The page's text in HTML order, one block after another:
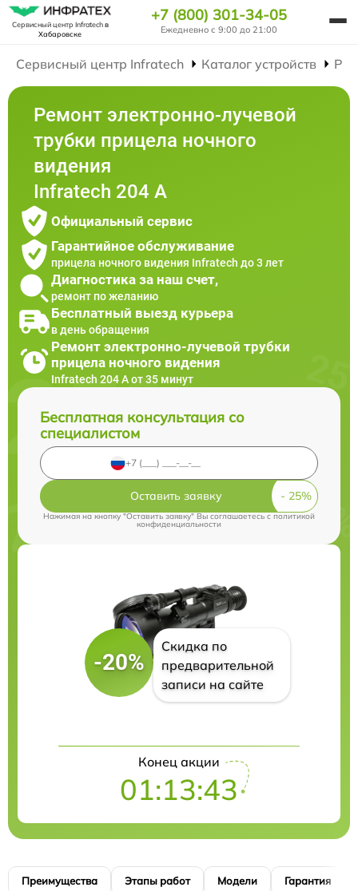
Сервисный центр Infratechв
Хабаровске
+7 (800) 301-34-05
Ежедневно с 9:00 до 21:00
Сервисный центр Infratech Каталог устройств
Ремонт электронно-лучевой
трубки прицела ночного
видения
Infratech 204 А
Официальный сервис
Гарантийное обслуживание
прицела ночного видения Infratech до 3 лет
Диагностика за наш счет,
ремонт по желанию
Бесплатный выезд курьера
в день обращения
Ремонт электронно-лучевой трубки
прицела ночного видения
Infratech 204 А от 35 минут
Бесплатная консультация со
специалистом
Оставить заявку
Нажимая на кнопку "Оставить заявку" Вы соглашаетесь cполитикой
конфиденциальности
-20%
Скидка по
предварительной
записи на сайте
Конец акции
01:13:42
Преимущества Этапы работ Модели Гарантия